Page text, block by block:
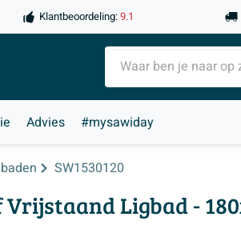
Klantbeoordeling:9.1
Advies #mysawiday
SW1530120
Ligbad -